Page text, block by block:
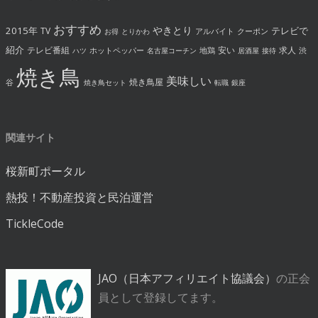
2015年 TV おすすめ お得 とりかわ やきとり アルバイト クーポン テレビで
紹介 テレビ番組 ハツ ホットペッパー 名古屋コーチン 地鶏 安い 居酒屋 接待 求人 渋
谷 焼き鳥 焼き鳥セット 焼き鳥屋 美味しい 転職 銀座
関連サイト
桜新町ポータル
熱投！不動産投資と民泊運営
TickleCode
JAO（日本アフィリエイト協議会） の正会
員として登録してます。